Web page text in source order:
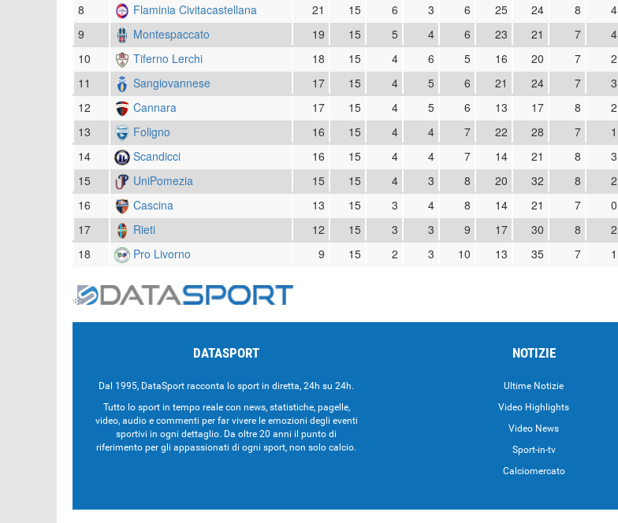
8
Flaminia Civitacastellana 21 15 6 3 6 25 24 8 4
9
Montespaccato 19 15 5 4 6 23 21 7 4
10
Tiferno Lerchi 18 15 4 6 5 16 20 7 2
11
Sangiovannese 17 15 4 5 6 21 24 7 3
12
Cannara 17 15 4 5 6 13 17 8 2
13
Foligno 16 15 4 4 7 22 28 7 1
14
Scandicci 16 15 4 4 7 14 21 8 3
15
UniPomezia 15 15 4 3 8 20 32 8 2
16
Cascina 13 15 3 4 8 14 21 7 0
17
Rieti 12 15 3 3 9 17 30 8 2
18
Pro Livorno 9 15 2 3 10 13 35 7 1
DATASPORT
Dal 1995, DataSport racconta lo sport in diretta, 24h su 24h.
Tutto lo sport in tempo reale con news, statistiche, pagelle,
video, audio e commenti per far vivere le emozioni degli eventi
sportivi in ogni dettaglio. Da oltre 20 anni il punto di
riferimento per gli appassionati di ogni sport, non solo calcio.
NOTIZIE
Ultime Notizie
Video Highlights
Video News
Sport-in-tv
Calciomercato